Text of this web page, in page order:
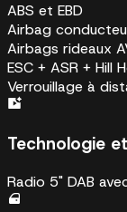
ABS et EBD
Airbag
Airbags rideaux
ESC + ASR + Hill
Verrouillage à
Technologie
Radio 5" DAB